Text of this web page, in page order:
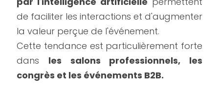
de faciliter les interactions et d'augmenter
la valeur perçue de l'événement.
Cette tendance est particulièrement forte
dans les salons professionnels, les
congrès et les événements B2B.